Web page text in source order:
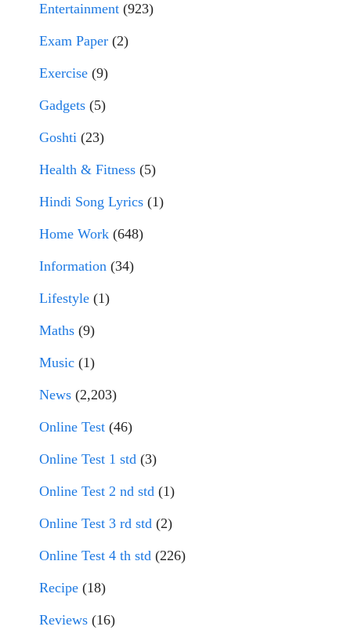
Entertainment (923)
Exam Paper (2)
Exercise (9)
Gadgets (5)
Goshti (23)
Health & Fitness (5)
Hindi Song Lyrics (1)
Home Work (648)
Information (34)
Lifestyle (1)
Maths (9)
Music (1)
News (2,203)
Online Test (46)
Online Test 1 std (3)
Online Test 2 nd std (1)
Online Test 3 rd std (2)
Online Test 4 th std (226)
Recipe (18)
Reviews (16)